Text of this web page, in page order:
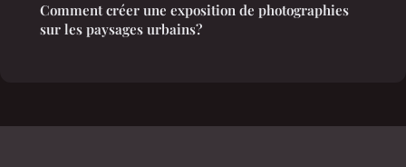
Comment créer une exposition de photographies
sur les paysages urbains?